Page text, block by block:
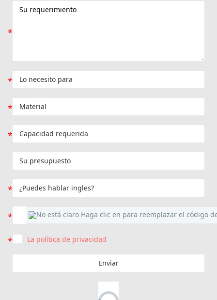
La política de privacidad
Enviar